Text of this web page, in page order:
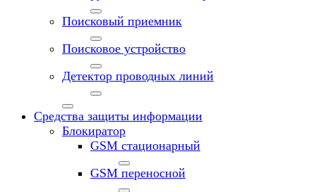
Поисковый приемник
Поисковое устройство
Детектор проводных линий
Средства защиты информации
Блокиратор
GSM стационарный
GSM переносной